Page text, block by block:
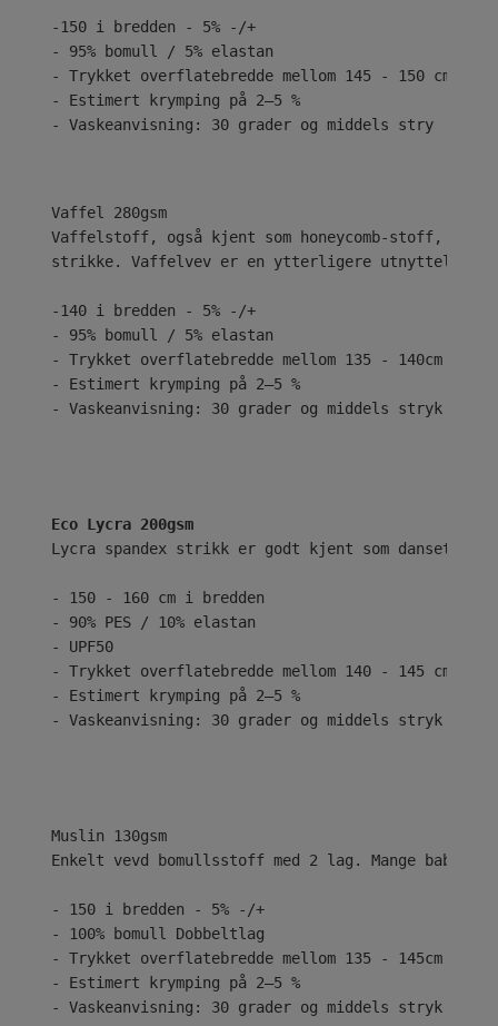
-150 i bredden - 5% -/+
- 95% bomull / 5% elastan
- Trykket overflatebredde mellom 145 - 150 cm
- Estimert krymping på 2–5 %
- Vaskeanvisning: 30 grader og middels stry
Vaffelstoff, også kjent som honeycomb-stoff, har
strikke. Vaffelvev er en ytterligere utnyttelse
-140 i bredden - 5% -/+
- 95% bomull / 5% elastan
- Trykket overflatebredde mellom 135 - 140cm
- Estimert krymping på 2–5 %
- Vaskeanvisning: 30 grader og middels stryk
Eco Lycra 200gsm
Lycra spandex strikk er godt kjent som
- 150 - 160 cm i bredden
- 90% PES / 10% elastan
- UPF50
- Trykket overflatebredde mellom 140 - 145 cm
- Estimert krymping på 2–5 %
- Vaskeanvisning: 30 grader og middels stryk
Enkelt vevd bomullsstoff med 2 lag. Mange
- 150 i bredden - 5% -/+
- 100% bomull Dobbeltlag
- Trykket overflatebredde mellom 135 - 145cm
- Estimert krymping på 2–5 %
- Vaskeanvisning: 30 grader og middels stryk